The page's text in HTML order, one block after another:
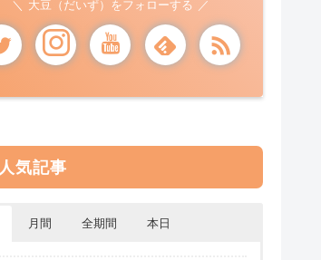
大豆（だいず）をフォローする
人気記事
月間 全期間 本日